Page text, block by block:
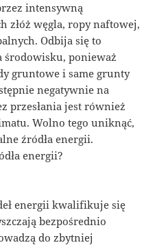
intensywną
złóż węgla, ropy naftowej,
Odbija się to
środowisku, ponieważ
gruntowe i same grunty
negatywnie na
przesłania jest również
Wolno tego uniknąć,
źródła energii.
energii?
energii kwalifikuje się
bezpośrednio
do zbytniej